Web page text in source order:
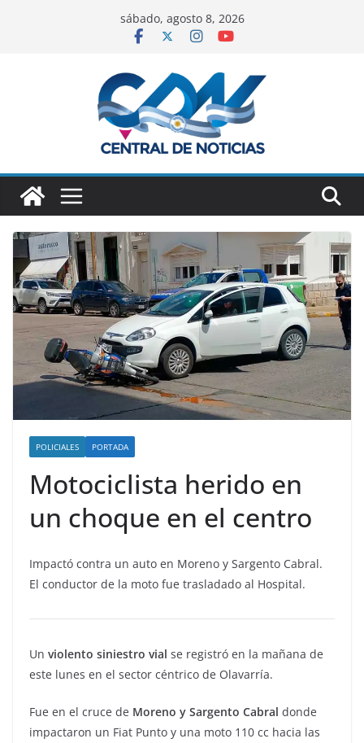
sábado, agosto 8, 2026
POLICIALES PORTADA
Motociclista herido en
un choque en el centro
Impactó contra un auto en Moreno y Sargento Cabral.
El conductor de la moto fue trasladado al Hospital.
Un violento siniestro vial se registró en la mañana de
este lunes en el sector céntrico de Olavarría.
Fue en el cruce de Moreno y Sargento Cabral donde
impactaron un Fiat Punto y una moto 110 cc hacia las